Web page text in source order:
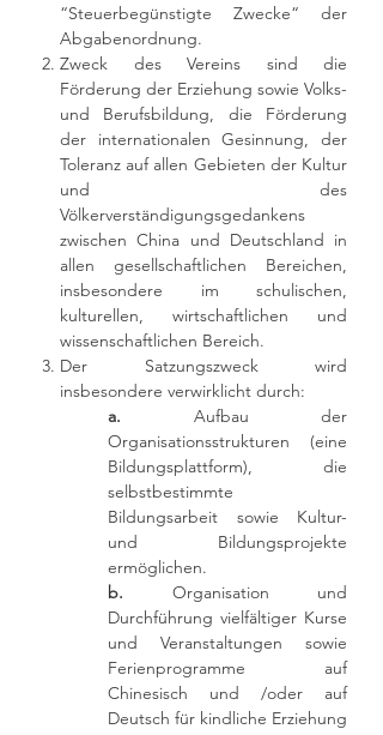
“Steuerbegünstigte Zwecke“ der
Abgabenordnung.
Zweck des Vereins sind die
Förderung der Erziehung sowie Volks-
und Berufsbildung, die Förderung
der internationalen Gesinnung, der
Toleranz auf allen Gebieten der Kultur
und des
Völkerverständigungsgedankens
zwischen China und Deutschland in
allen gesellschaftlichen Bereichen,
insbesondere im schulischen,
kulturellen, wirtschaftlichen und
wissenschaftlichen Bereich.
Der Satzungszweck wird
insbesondere verwirklicht durch:
a. Aufbau der
Organisationsstrukturen (eine
Bildungsplattform), die
selbstbestimmte
Bildungsarbeit sowie Kultur-
und Bildungsprojekte
ermöglichen.
b. Organisation und
Durchführung vielfältiger Kurse
und Veranstaltungen sowie
Ferienprogramme auf
Chinesisch und /oder auf
Deutsch für kindliche Erziehung